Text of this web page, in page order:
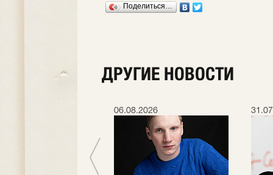
Поделиться…
ДРУГИЕ НОВОСТИ
06.08.2026